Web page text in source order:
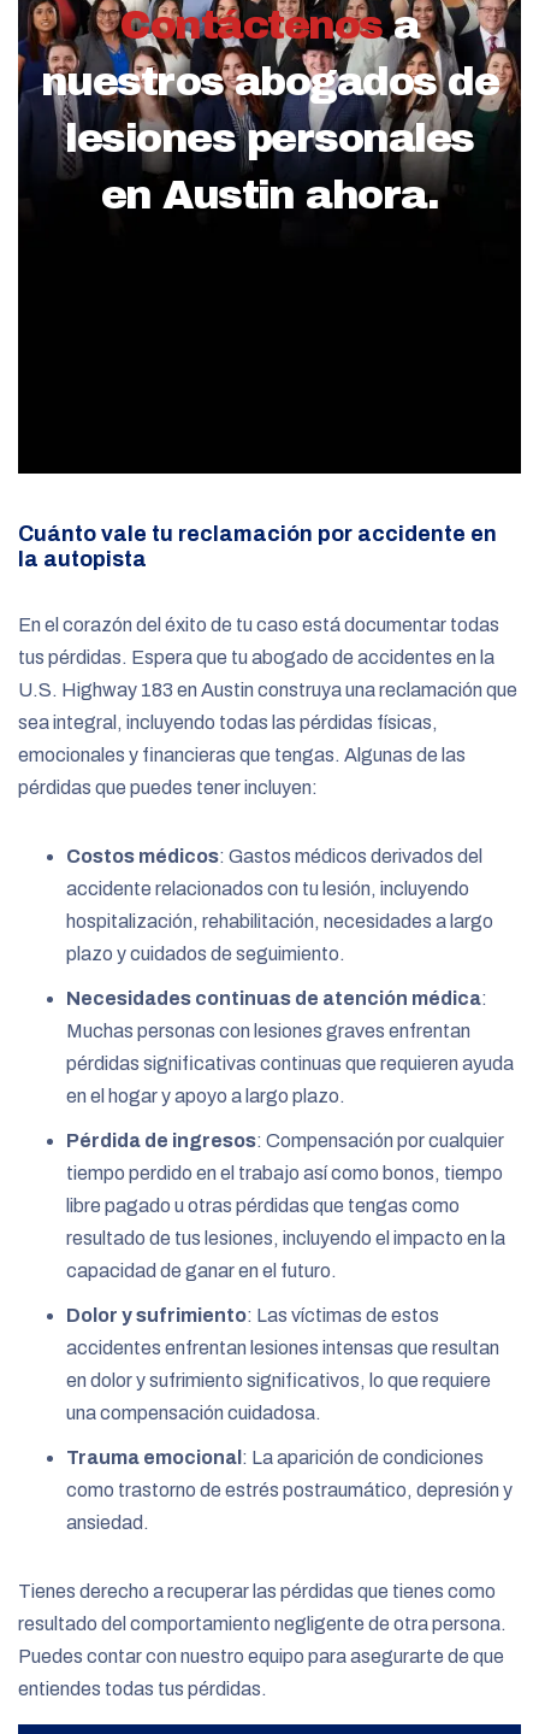
Contáctenos a
nuestros abogados de
lesiones personales
en Austin ahora.
Cuánto vale tu reclamación por accidente en
la autopista
En el corazón del éxito de tu caso está documentar todas
tus pérdidas. Espera que tu abogado de accidentes en la
U.S. Highway 183 en Austin construya una reclamación que
sea integral, incluyendo todas las pérdidas físicas,
emocionales y financieras que tengas. Algunas de las
pérdidas que puedes tener incluyen:
Costos médicos: Gastos médicos derivados del
accidente relacionados con tu lesión, incluyendo
hospitalización, rehabilitación, necesidades a largo
plazo y cuidados de seguimiento.
Necesidades continuas de atención médica:
Muchas personas con lesiones graves enfrentan
pérdidas significativas continuas que requieren ayuda
en el hogar y apoyo a largo plazo.
Pérdida de ingresos: Compensación por cualquier
tiempo perdido en el trabajo así como bonos, tiempo
libre pagado u otras pérdidas que tengas como
resultado de tus lesiones, incluyendo el impacto en la
capacidad de ganar en el futuro.
Dolor y sufrimiento: Las víctimas de estos
accidentes enfrentan lesiones intensas que resultan
en dolor y sufrimiento significativos, lo que requiere
una compensación cuidadosa.
Trauma emocional : La aparición de condiciones
como trastorno de estrés postraumático, depresión y
ansiedad.
Tienes derecho a recuperar las pérdidas que tienes como
resultado del comportamiento negligente de otra persona.
Puedes contar con nuestro equipo para asegurarte de que
entiendes todas tus pérdidas.